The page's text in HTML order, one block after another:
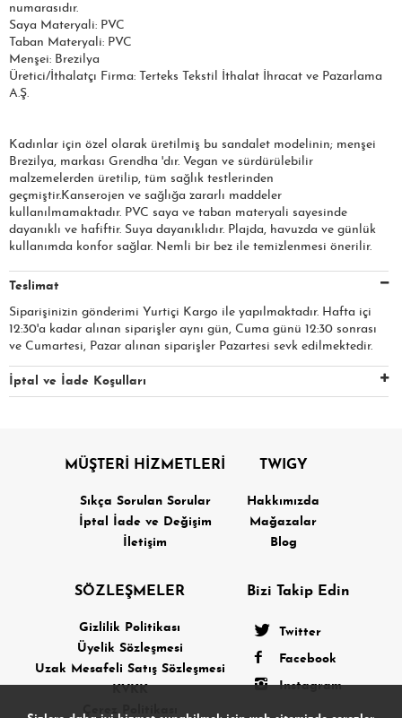
numarasıdır.
Saya Materyali: PVC
Taban Materyali: PVC
Menşei: Brezilya
Üretici/İthalatçı Firma: Terteks Tekstil İthalat İhracat ve Pazarlama
A.Ş.
Kadınlar için özel olarak üretilmiş bu sandalet modelinin; menşei
Brezilya, markası Grendha 'dır. Vegan ve sürdürülebilir
malzemelerden üretilip, tüm sağlık testlerinden
geçmiştir.Kanserojen ve sağlığa zararlı maddeler
kullanılmamaktadır. PVC saya ve taban materyali sayesinde
dayanıklı ve hafiftir. Suya dayanıklıdır. Plajda, havuzda ve günlük
kullanımda konfor sağlar. Nemli bir bez ile temizlenmesi önerilir.
Teslimat
Siparişinizin gönderimi Yurtiçi Kargo ile yapılmaktadır. Hafta içi
12:30'a kadar alınan siparişler aynı gün, Cuma günü 12:30 sonrası
ve Cumartesi, Pazar alınan siparişler Pazartesi sevk edilmektedir.
İptal ve İade Koşulları
MÜŞTERİ HİZMETLERİ
Sıkça Sorulan Sorular
İptal İade ve Değişim
İletişim
TWIGY
Hakkımızda
Mağazalar
Blog
SÖZLEŞMELER
Gizlilik Politikası
Üyelik Sözleşmesi
Uzak Mesafeli Satış Sözleşmesi
KVKK
Bizi Takip Edin
Twitter
Facebook
Instagram